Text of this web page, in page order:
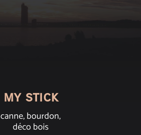
my stick
canne, bourdon,
déco bois